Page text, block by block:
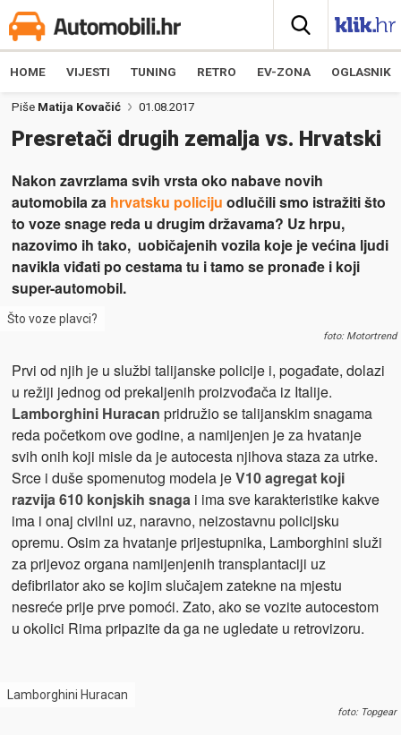
HOME VIJESTI TUNING RETRO EV-ZONA OGLASNIK
Piše Matija Kovačić 01.08.2017
Presretači drugih zemalja vs. Hrvatski
Nakon zavrzlama svih vrsta oko nabave novih
automobila za hrvatsku policiju odlučili smo istražiti što
to voze snage reda u drugim državama? Uz hrpu,
nazovimo ih tako, uobičajenih vozila koje je većina ljudi
navikla viđati po cestama tu i tamo se pronađe i koji
super-automobil.
Što voze plavci?
foto: Motortrend
Prvi od njih je u službi talijanske policije i, pogađate, dolazi
u režiji jednog od prekaljenih proizvođača iz Italije.
Lamborghini Huracan pridružio se talijanskim snagama
reda početkom ove godine, a namijenjen je za hvatanje
svih onih koji misle da je autocesta njihova staza za utrke.
Srce i duše spomenutog modela jeV10 agregat koji
razvija 610 konjskih snagai ima sve karakteristike kakve
ima i onaj civilni uz, naravno, neizostavnu policijsku
opremu. Osim za hvatanje prijestupnika, Lamborghini služi
za prijevoz organa namijenjenih transplantaciji uz
defibrilator ako se kojim slučajem zatekne na mjestu
nesreće prije prve pomoći. Zato, ako se vozite autocestom
u okolici Rima pripazite da ga ne ugledate u retrovizoru.
Lamborghini Huracan
foto: Topgear